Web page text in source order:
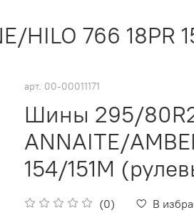
766 18PR
арт. 00-00011171
Шины 295/
ANNAITE/
154/151М
(0) В